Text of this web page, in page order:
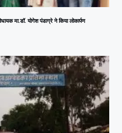
मा.डॉ. योगेश पंडाग्रे ने किया लोकार्पण